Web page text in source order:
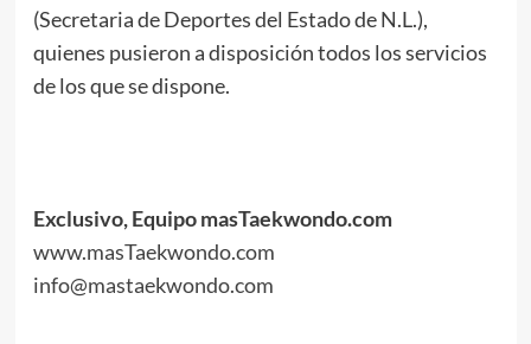
(Secretaria de Deportes del Estado de N.L.),
quienes pusieron a disposición todos los servicios
de los que se dispone.
Exclusivo, Equipo masTaekwondo.com
www.masTaekwondo.com
info@mastaekwondo.com